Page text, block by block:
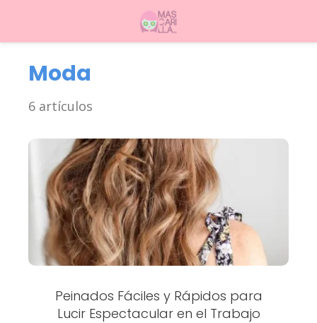
Moda
6 artículos
Peinados Fáciles y Rápidos para
Lucir Espectacular en el Trabajo